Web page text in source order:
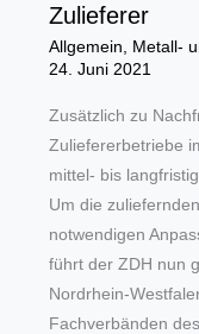
Zulieferer
Allgemein, Metall-
24. Juni 2021
Zusätzlich zu
Zuliefererbetriebe
mittel- bis
Um die
notwendigen
führt der ZDH nun
Nordrhein-
Fachverbänden